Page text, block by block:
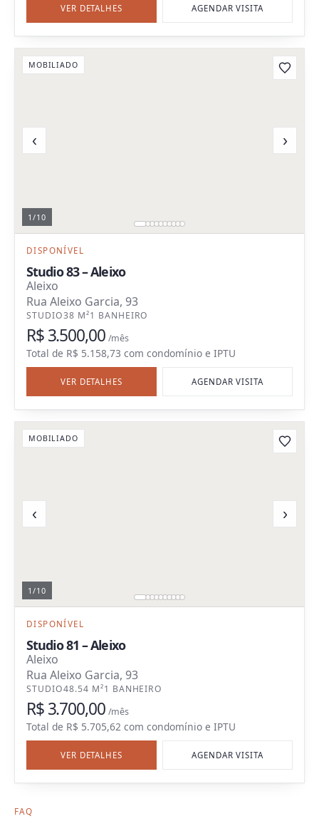
VER DETALHES AGENDAR VISITA
MOBILIADO
‹ ›
1 /10
DISPONÍVEL
Studio 83 – Aleixo
Aleixo
Rua Aleixo Garcia, 93
STUDIO38 M²1 BANHEIRO
R$ 3.500,00 /mês
Total de R$ 5.158,73 com condomínio e IPTU
VER DETALHES AGENDAR VISITA
MOBILIADO
‹ ›
1 /10
DISPONÍVEL
Studio 81 – Aleixo
Aleixo
Rua Aleixo Garcia, 93
STUDIO48.54 M²1 BANHEIRO
R$ 3.700,00 /mês
Total de R$ 5.705,62 com condomínio e IPTU
VER DETALHES AGENDAR VISITA
FAQ